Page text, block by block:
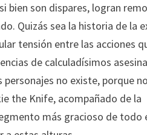
bien son dispares, logran
Quizás sea la historia de la
tensión entre las acciones
de calculadísimos
no existe, porque
the Knife, acompañado de la
más gracioso de todo